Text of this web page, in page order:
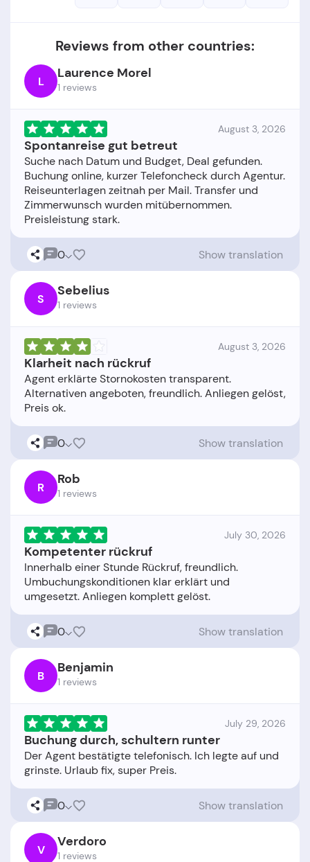
Reviews from other countries:
L Laurence Morel
1 reviews
August 3, 2026
Spontanreise gut betreut
Suche nach Datum und Budget, Deal gefunden.
Buchung online, kurzer Telefoncheck durch Agentur.
Reiseunterlagen zeitnah per Mail. Transfer und
Zimmerwunsch wurden mitübernommen.
0 Show translation
S Sebelius
1 reviews
August 3, 2026
Klarheit nach rückruf
Agent erklärte Stornokosten transparent.
Alternativen angeboten, freundlich. Anliegen gelöst,
0 Show translation
R Rob
1 reviews
July 30, 2026
Kompetenter rückruf
Innerhalb einer Stunde Rückruf, freundlich.
Umbuchungskonditionen klar erklärt und
0 Show translation
B Benjamin
1 reviews
July 29, 2026
Buchung durch, schultern runter
Der Agent bestätigte telefonisch. Ich legte auf und
0 Show translation
V Verdoro
1 reviews